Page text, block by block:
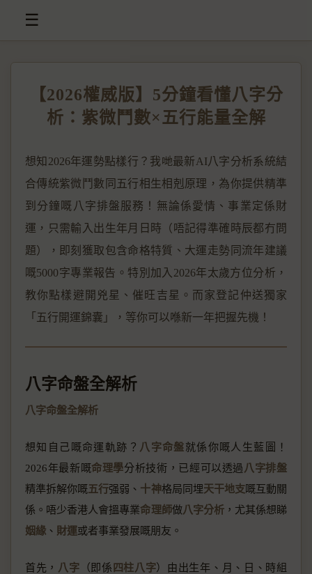
☰
【2026權威版】5分鐘看懂八字分
析：紫微鬥數×五行能量全解
想知2026年運勢點樣行？我哋最新AI八字分析系統結
合傳統紫微鬥數同五行相生相剋原理，為你提供精準
到分鐘嘅八字排盤服務！無論係愛情、事業定係財
運，只需輸入出生年月日時（唔記得準確時辰都冇問
題），即刻獲取包含命格特質、大運走勢同流年建議
嘅5000字專業報告。特別加入2026年太歲方位分析，
教你點樣避開兇星、催旺吉星。而家登記仲送獨家
「五行開運錦囊」，等你可以喺新一年把握先機！
八字命盤全解析
八字命盤全解析
想知自己嘅命運軌跡？ 八字命盤就係你嘅人生藍圖！
2026年最新嘅命理學分析技術，已經可以透過 八字排盤
精準拆解你嘅五行强弱、 十神格局同埋天干地支嘅互動關
係。唔少香港人會搵專業命理師做八字分析，尤其係想睇
姻緣 、 財運或者事業發展嘅朋友。
首先， 八字 （即係 四柱八字）由出生年、月、日、時組